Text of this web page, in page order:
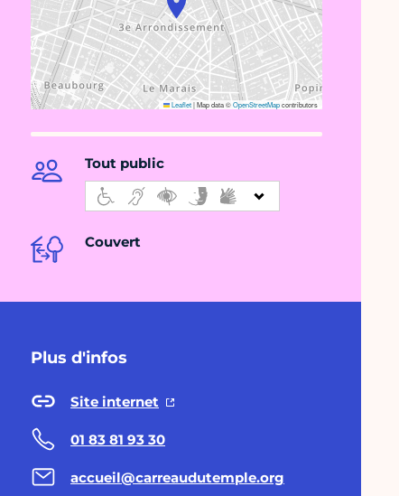
Leaflet|Map data ©OpenStreetMapcontributors
Tout public
Couvert
Plus d'infos
Site internet
01 83 81 93 30
accueil@carreaudutemple.org